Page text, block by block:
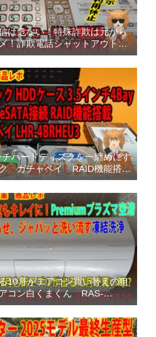
は危ない！特殊詐欺は元から
！詐欺電話シャットアウト方
ハードディスクを一纏めにす
ガチャベイ RAID機能搭載
10月がエアコン買い替えの狙
コン白くまくん RAS-
アムモデルのご紹介